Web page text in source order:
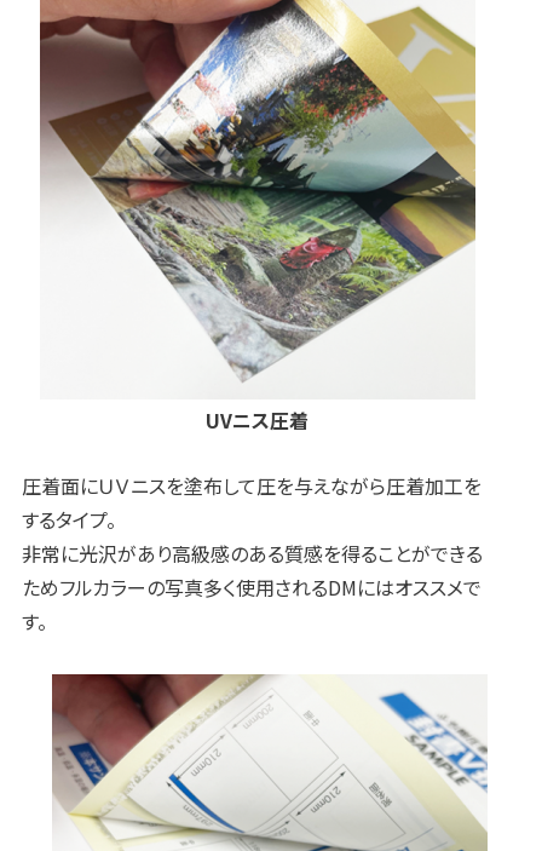
UVニス圧着
圧着面にＵＶニスを塗布して圧を与えながら圧着加工を
するタイプ。
非常に光沢があり高級感のある質感を得ることができる
ためフルカラーの写真多く使用されるDMにはオススメで
す。